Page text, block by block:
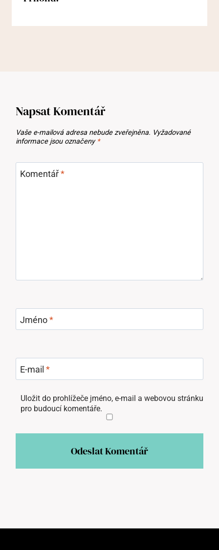
Napsat Komentář
Vaše e-mailová adresa nebude zveřejněna. Vyžadované
informace jsou označeny *
Komentář*
Jméno*
E-mail *
Uložit do prohlížeče jméno, e-mail a webovou stránku
pro budoucí komentáře.